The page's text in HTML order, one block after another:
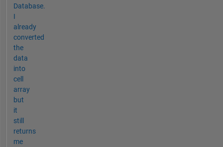
Database.
I
already
converted
the
data
into
cell
array
but
it
still
returns
me